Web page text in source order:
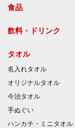
食品
飲料・ドリンク
タオル
名入れタオル
オリジナルタオル
今治タオル
手ぬぐい
ハンカチ・ミニタオル